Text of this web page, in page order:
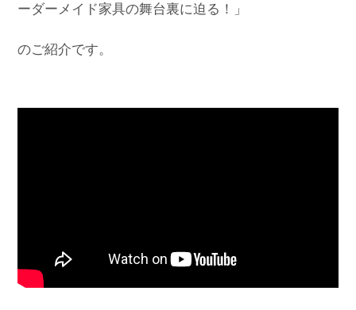
ーダーメイド家具の舞台裏に迫る！」
のご紹介です。